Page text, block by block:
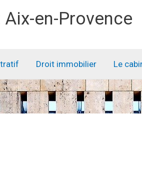
en-Provence
Droit immobilier Le